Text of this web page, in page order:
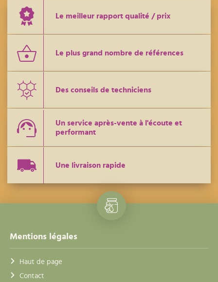
Le meilleur rapport qualité / prix
Le plus grand nombre de références
Des conseils de techniciens
Un service après-vente à l'écoute et
performant
Une livraison rapide
Mentions légales
Haut de page
Contact